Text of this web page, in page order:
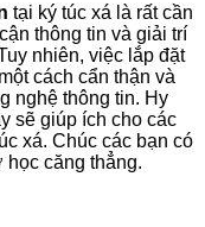
tại ký túc xá là rất cần
thông tin và giải trí
nhiên, việc lắp đặt
cách cẩn thận và
nghệ thông tin. Hy
sẽ giúp ích cho các
xá. Chúc các bạn có
căng thẳng.